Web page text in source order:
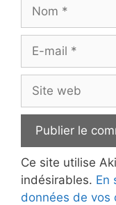
mail
web
Ce site utilise
indésirables. En
données de vos